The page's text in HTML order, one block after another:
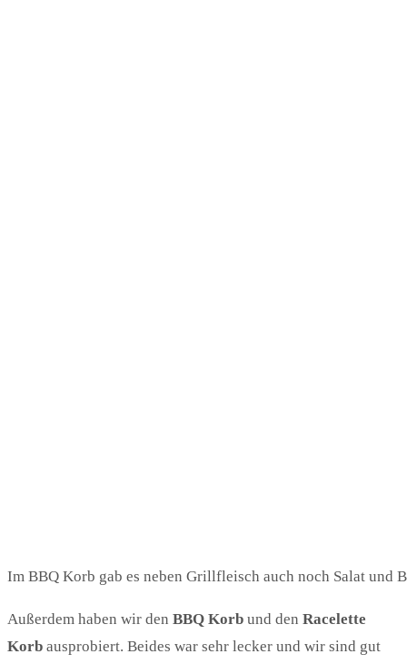
Im BBQ Korb gab es neben Grillfleisch auch noch Salat und
Außerdem haben wir den BBQ Korb und den Racelette
Korb ausprobiert. Beides war sehr lecker und wir sind gut